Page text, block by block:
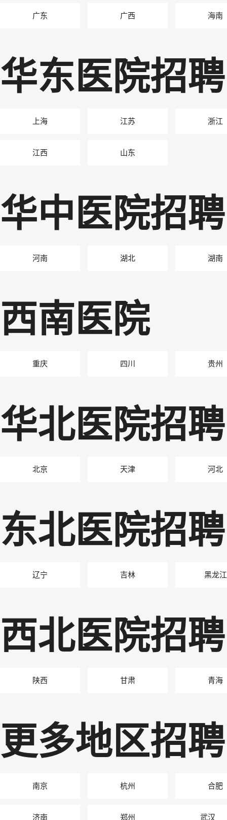
广东 广西 海南
华东医院招聘
上海 江苏 浙江
江西 山东
华中医院招聘
河南 湖北 湖南
西南医院
重庆 四川 贵州
华北医院招聘
北京 天津 河北
东北医院招聘
辽宁 吉林 黑龙江
西北医院招聘
陕西 甘肃 青海
更多地区招聘
南京 杭州 合肥
济南 郑州 武汉